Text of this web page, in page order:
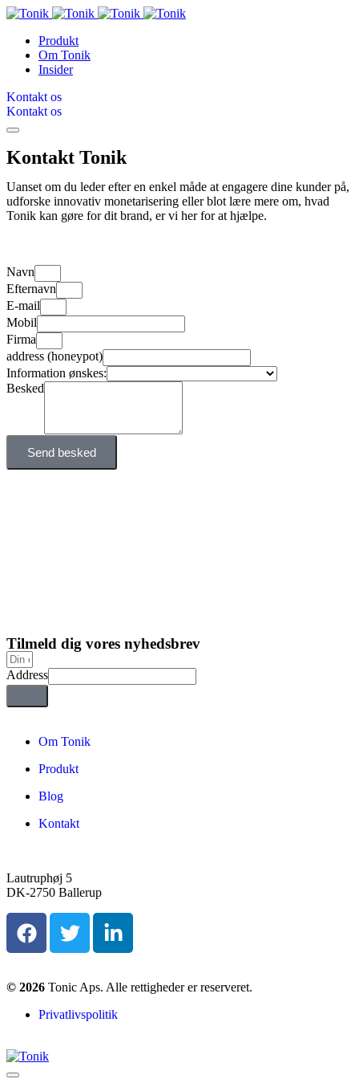
Produkt
Om Tonik
Insider
Kontakt os
Kontakt os
Kontakt Tonik
Uanset om du leder efter en enkel måde at engagere dine kunder på,
udforske innovativ monetarisering eller blot lære mere om, hvad
Tonik kan gøre for dit brand, er vi her for at hjælpe.
Navn
Efternavn
E-mail
Mobil
Firma
address (honeypot)
Information ønskes:
Besked
Send besked
Tilmeld dig vores nyhedsbrev
Address
Om Tonik
Produkt
Blog
Kontakt
Lautruphøj 5
DK-2750 Ballerup
© 2026 Tonic Aps. Alle rettigheder er reserveret.
Privatlivspolitik